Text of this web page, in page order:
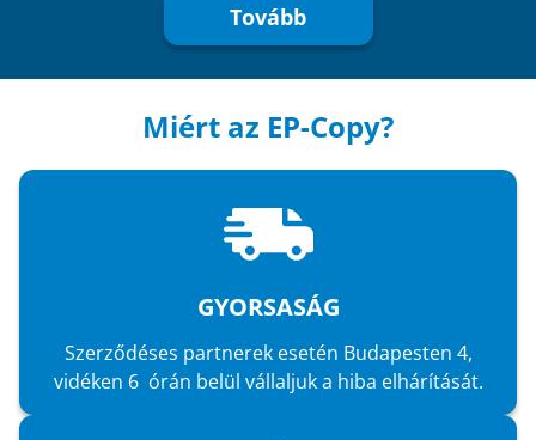
Tovább
Miért az EP-Copy?
GYORSASÁG
Szerződéses partnerek esetén Budapesten 4,
vidéken 6 órán belül vállaljuk a hiba elhárítását.